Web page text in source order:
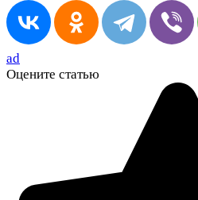
ad
Оцените статью